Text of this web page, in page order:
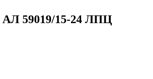
АЛ 59019/15-24 ЛПЦ